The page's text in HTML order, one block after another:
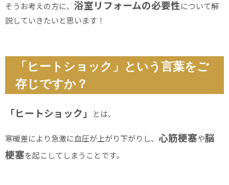
そうお考えの方に、 浴室リフォームの必要性について解
説していきたいと思います！
「ヒートショック」という言葉をご
存じですか？
「ヒートショック」 とは、
寒暖差により急激に血圧が上がり下がりし、 心筋梗塞や脳
梗塞を起こしてしまうことです。